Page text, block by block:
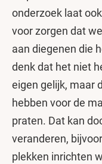
onderzoek laat
voor zorgen dat
aan diegenen die
denk dat het niet
eigen gelijk, maar
hebben voor de
praten. Dat kan
veranderen,
plekken inrichten